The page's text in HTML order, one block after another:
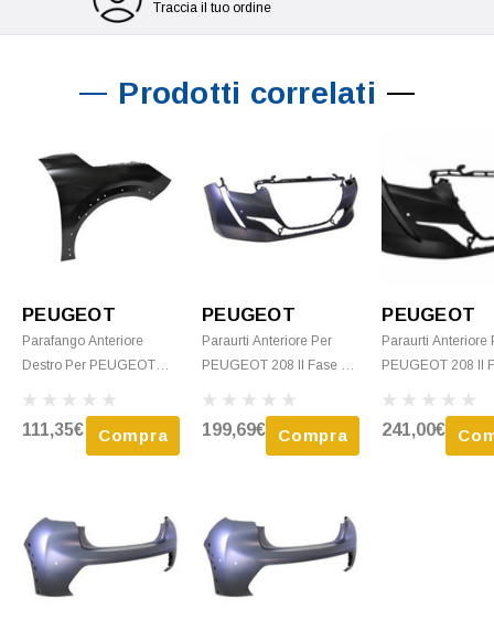
Traccia il tuo ordine
Prodotti correlati
PEUGEOT
Parafango Anteriore
Destro Per PEUGEOT
GT LINE, Fori Distanziali,
Nuovo Da Verniciare
111,35€ Compra
PEUGEOT
Paraurti Anteriore Per
PEUGEOT 208 II Fase 1,
Radar, Fori Allargamento,
Nuovo Da Verniciare
199,69€ Compra
PEUGEOT
Paraurti Anteriore
PEUGEOT 208 II
Sensori Per E
Fori Per
241,00€